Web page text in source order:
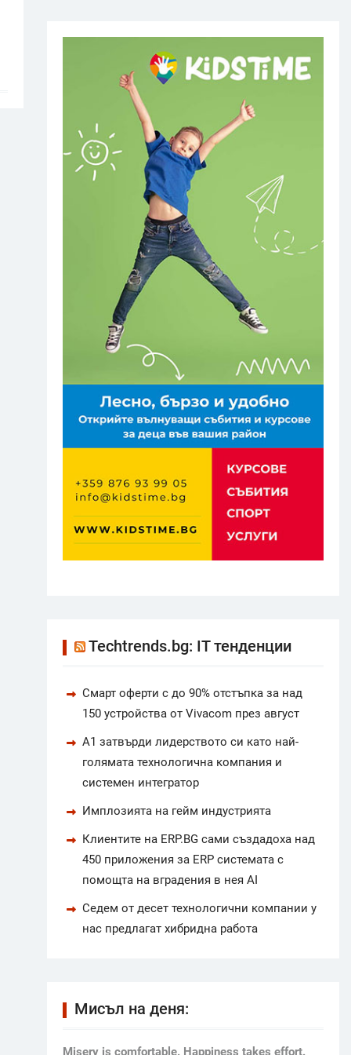
Techtrends.bg: IT тенденции
Смарт оферти с до 90% отстъпка за над
150 устройства от Vivacom през август
А1 затвърди лидерството си като най-
голямата технологична компания и
системен интегратор
Имплозията на гейм индустрията
Клиентите на ERP.BG сами създадоха над
450 приложения за ERP системата с
помощта на вградения в нея AI
Седем от десет технологични компании у
нас предлагат хибридна работа
Мисъл на деня:
Мisery is comfortable. Happiness takes effort.